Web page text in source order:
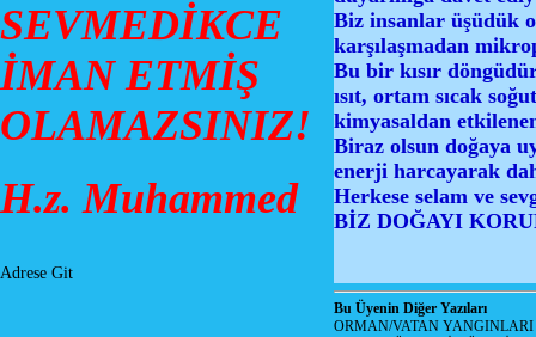
SEVMEDİKCE
İMAN ETMİŞ
OLAMAZSINIZ!
H.z. Muhammed
Adrese Git
Biz insanlar üşüdük
karşılaşmadan
Bu bir kısır
ısıt, ortam sıcak
kimyasaldan
Biraz olsun doğaya
enerji harcayarak
Herkese selam ve
BİZ DOĞAYI
Bu Üyenin Diğer Yazıları
ORMAN/VATAN